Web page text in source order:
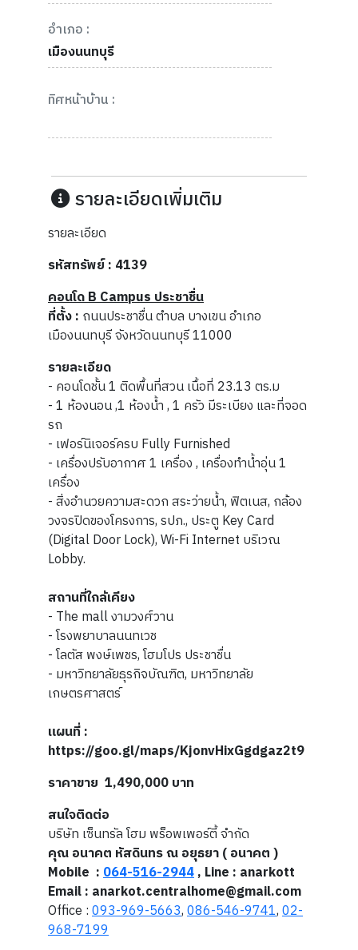
อำเภอ :
เมืองนนทบุรี
ทิศหน้าบ้าน :
รายละเอียดเพิ่มเติม
รายละเอียด
รหัสทรัพย์ : 4139
คอนโด B Campus ประชาชื่น
ที่ตั้ง : ถนนประชาชื่น ตำบล บางเขน อำเภอ
เมืองนนทบุรี จังหวัดนนทบุรี 11000
รายละเอียด
- คอนโดชั้น 1 ติดพื้นที่สวน เนื้อที่ 23.13 ตร.ม
- 1 ห้องนอน ,1 ห้องน้ำ , 1 ครัว มีระเบียง และที่จอด
รถ
- เฟอร์นิเจอร์ครบ Fully Furnished
- เครื่องปรับอากาศ 1 เครื่อง , เครื่องทำน้ำอุ่น 1
เครื่อง
- สิ่งอำนวยความสะดวก สระว่ายน้ำ, ฟิตเนส, กล้อง
วงจรปิดของโครงการ, รปภ., ประตู Key Card
(Digital Door Lock), Wi-Fi Internet บริเวณ
Lobby.
สถานที่ใกล้เคียง
- The mall งามวงศ์วาน
- โรงพยาบาลนนทเวช
- โลตัส พงษ์เพชร, โฮมโปร ประชาชื่น
- มหาวิทยาลัยธุรกิจบัณฑิต, มหาวิทยาลัย
เกษตรศาสตร์
แผนที่ :
https://goo.gl/maps/KjonvHixGgdgaz2t9
ราคาขาย 1,490,000 บาท
สนใจติดต่อ
บริษัท เซ็นทรัล โฮม พร็อพเพอร์ตี้ จำกัด
คุณ อนาคต หัสดินทร ณ อยุธยา ( อนาคต )
Mobile :064-516-2944, Line : anarkott
Email : anarkot.centralhome@gmail.com
Office :093-969-5663,086-546-9741,02-
968-7199